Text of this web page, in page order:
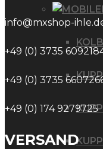
info@mxshop-
+49 (0) 3735
+49 (0) 3735
+49 (0) 174 9279725
VERSAND